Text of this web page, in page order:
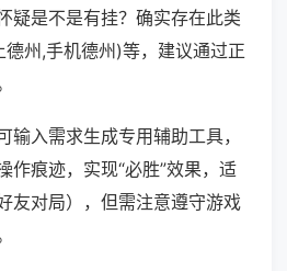
疑是不是有挂？确实存在此类
州,手机德州)等，建议通过正
输入需求生成专用辅助工具，
作痕迹，实现“必胜”效果，适
友对局），但需注意遵守游戏